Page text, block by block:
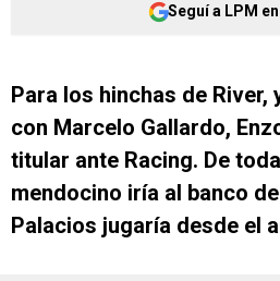
Seguí a LPM
Para los hinchas de
con Marcelo Gallardo,
titular ante Racing. De
mendocino iría al banco
Palacios jugaría desde el